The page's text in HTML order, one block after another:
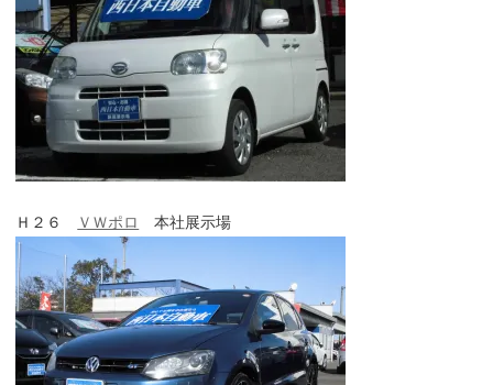
Ｈ２６ ＶＷポロ 本社展示場